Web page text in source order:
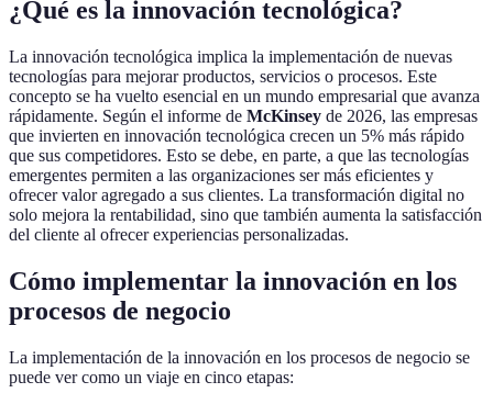
¿Qué es la innovación tecnológica?
La innovación tecnológica implica la implementación de nuevas
tecnologías para mejorar productos, servicios o procesos. Este
concepto se ha vuelto esencial en un mundo empresarial que avanza
rápidamente. Según el informe de McKinsey de 2026, las empresas
que invierten en innovación tecnológica crecen un 5% más rápido
que sus competidores. Esto se debe, en parte, a que las tecnologías
emergentes permiten a las organizaciones ser más eficientes y
ofrecer valor agregado a sus clientes. La transformación digital no
solo mejora la rentabilidad, sino que también aumenta la satisfacción
del cliente al ofrecer experiencias personalizadas.
Cómo implementar la innovación en los
procesos de negocio
La implementación de la innovación en los procesos de negocio se
puede ver como un viaje en cinco etapas: